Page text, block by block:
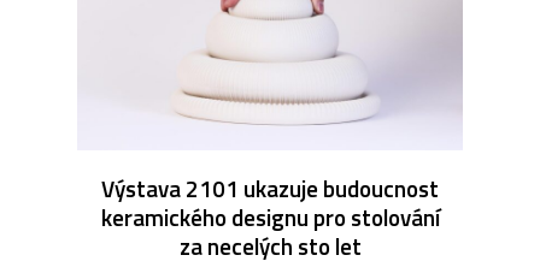
Výstava 2101 ukazuje budoucnost
keramického designu pro stolování
za necelých sto let